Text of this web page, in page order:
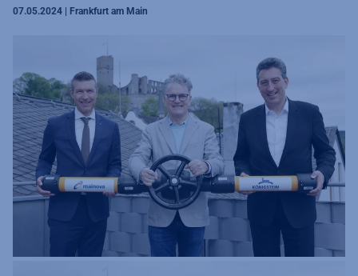
07.05.2024 | Frankfurt am Main